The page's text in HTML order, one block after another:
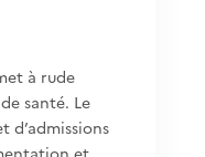
à rude
santé. Le
d’admissions
et